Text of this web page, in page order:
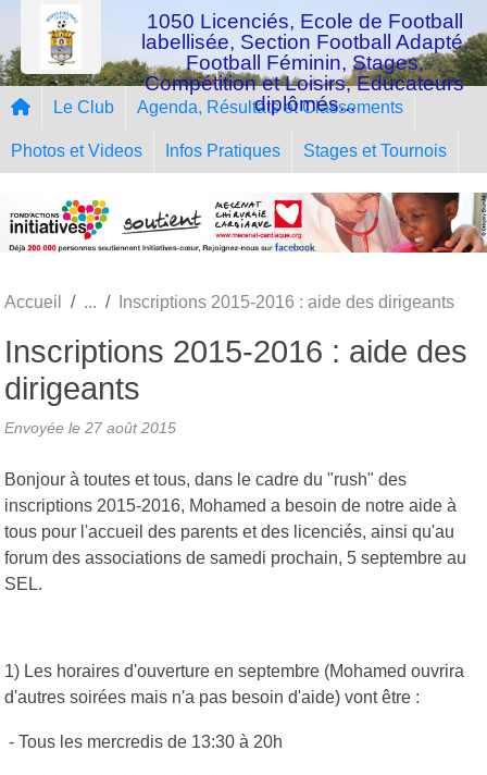
1050 Licenciés, Ecole de Football
labellisée, Section Football Adapté,
Football Féminin, Stages,
Compétition et Loisirs, Educateurs
diplômés...
Le Club Agenda, Résultats et Classements
Photos et Videos Infos Pratiques Stages et Tournois
Accueil Inscriptions 2015-2016 : aide des dirigeants
Inscriptions 2015-2016 : aide des
dirigeants
Envoyée le 27 août 2015
Bonjour à toutes et tous, dans le cadre du "rush" des
inscriptions 2015-2016, Mohamed a besoin de notre aide à
tous pour l'accueil des parents et des licenciés, ainsi qu'au
forum des associations de samedi prochain, 5 septembre au
SEL.
1) Les horaires d'ouverture en septembre (Mohamed ouvrira
d'autres soirées mais n'a pas besoin d'aide) vont être :
- Tous les mercredis de 13:30 à 20h
Panneau de gestion des cookies